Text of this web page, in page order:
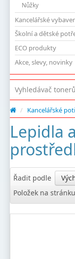
Nůžky
Kancelářské
Školní a dětské
ECO produkty
Akce, slevy, novinky
Vyhledávač
/ Kancelářské
Lepidla
Řadit podle
Položek na stránku